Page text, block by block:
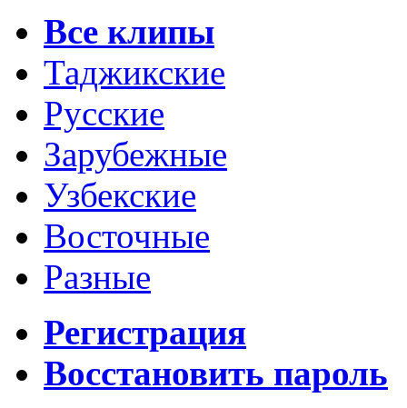
Все клипы
Таджикские
Русские
Зарубежные
Узбекские
Восточные
Разные
Регистрация
Восстановить пароль